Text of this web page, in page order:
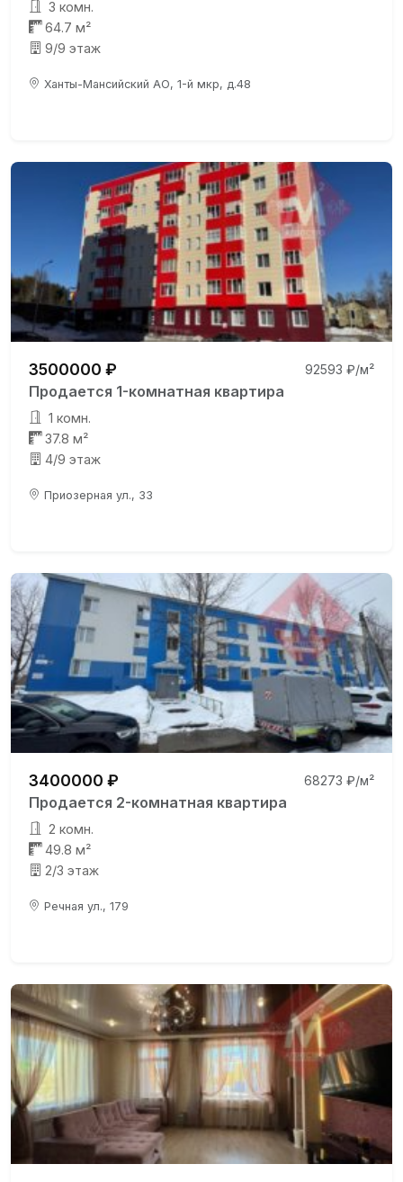
3 комн.
64.7 м²
9/9 этаж
Ханты-Мансийский АО, 1-й мкр, д.48
3500000 ₽ 92593 ₽/м²
Продается 1-комнатная квартира
1 комн.
37.8 м²
4/9 этаж
Приозерная ул., 33
3400000 ₽ 68273 ₽/м²
Продается 2-комнатная квартира
2 комн.
49.8 м²
2/3 этаж
Речная ул., 179